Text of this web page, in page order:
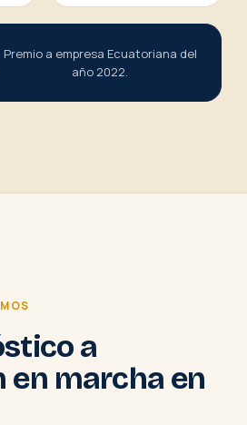
Premio a empresa Ecuatoriana del
año 2022.
a
en marcha en